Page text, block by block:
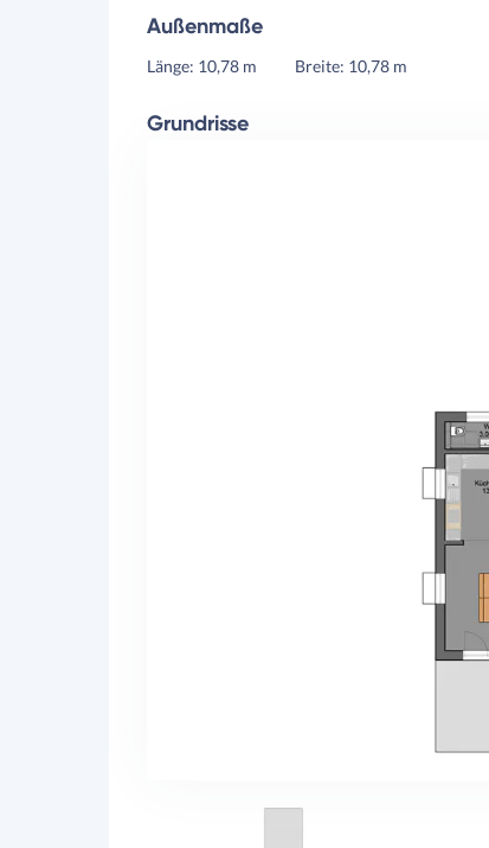
Außenmaße
Länge: 10,78 m Breite: 10,78 m
Grundrisse